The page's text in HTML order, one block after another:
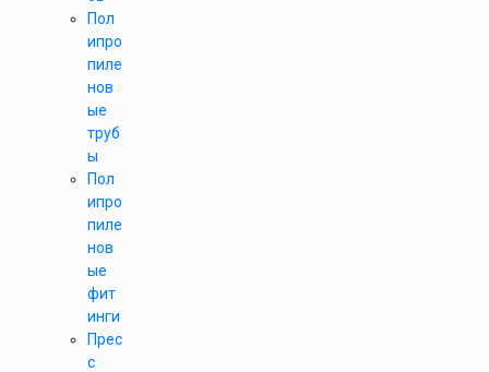
Пол
ипро
пиле
нов
ые
труб
ы
Пол
ипро
пиле
нов
ые
фит
инги
Прес
с